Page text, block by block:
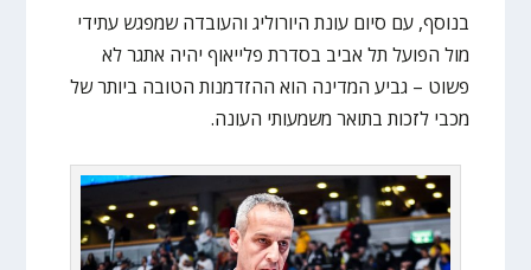
בנוסף, עם סיום עונת היורוליג והעובדה שמפגש עתידי
מול הפועל תל אביב בסדרת פלייאוף יהיה אתגר לא
פשוט – גביע המדינה הוא ההזדמנות הטובה ביותר של
מכבי לזכות בתואר משמעותי העונה.